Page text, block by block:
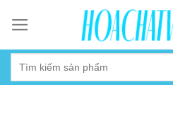
content